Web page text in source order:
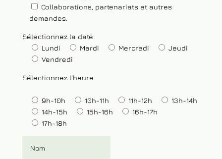
Collaborations, partenariats et autres
demandes.
Sélectionnez la date
Lundi
Mardi Mercredi
Jeudi
Vendredi
Sélectionnez l'heure
9h-10h 10h-11h 11h-12h
13h-14h
14h-15h
15h-16h
16h-17h
17h-18h